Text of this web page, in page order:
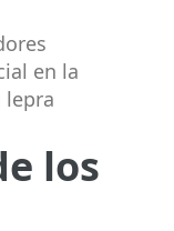
en la
lepra
los